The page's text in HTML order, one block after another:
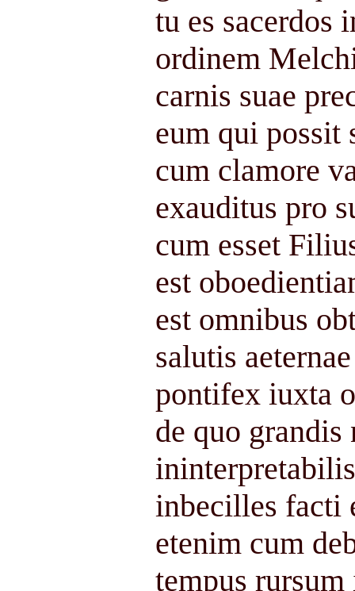
tu es sacerdos
ordinem
carnis suae
eum qui possit
cum clamore
exauditus pro
cum esset
est
est omnibus
salutis aeternae
pontifex iuxta
de quo grandis
inbecilles facti
etenim cum
tempus